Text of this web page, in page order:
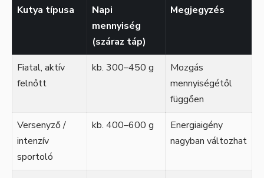
Kutya típusa
Napi
mennyiség
(száraz táp)
Megjegyzés
Fiatal, aktív
felnőtt
kb. 300–450 g
Mozgás
mennyiségétől
függően
Versenyző /
intenzív
sportoló
kb. 400–600 g
Energiaigény
nagyban változhat